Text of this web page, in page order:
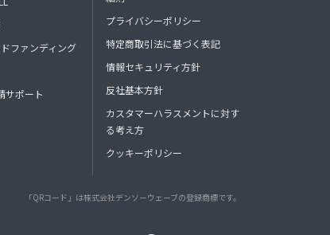
ファンディング
サポート
プライバシーポリシー
特定商取引法に基づく表記
情報セキュリティ方針
反社基本方針
カスタマーハラスメントに対す
る考え方
クッキーポリシー
「QRコード」は株式会社デンソーウェーブの登録商標です。